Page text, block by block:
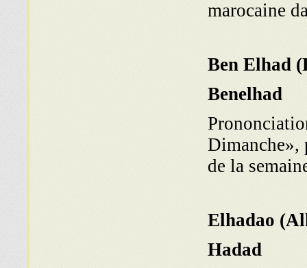
Benelhad
Diman­che»,
de la
Hadad